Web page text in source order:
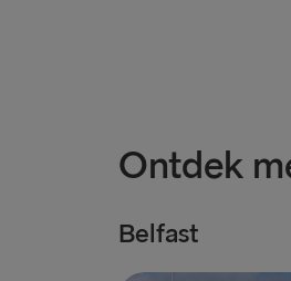
Ontdek
Belfast